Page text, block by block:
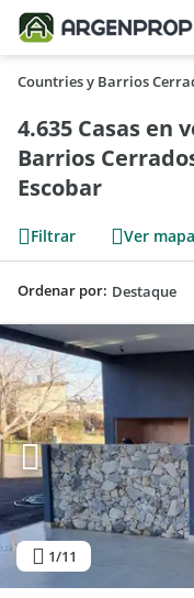
Countries y Barrios
4.635 Casas en
Barrios
Escobar
Filtrar Ver mapa
Ordenar por:
1/11